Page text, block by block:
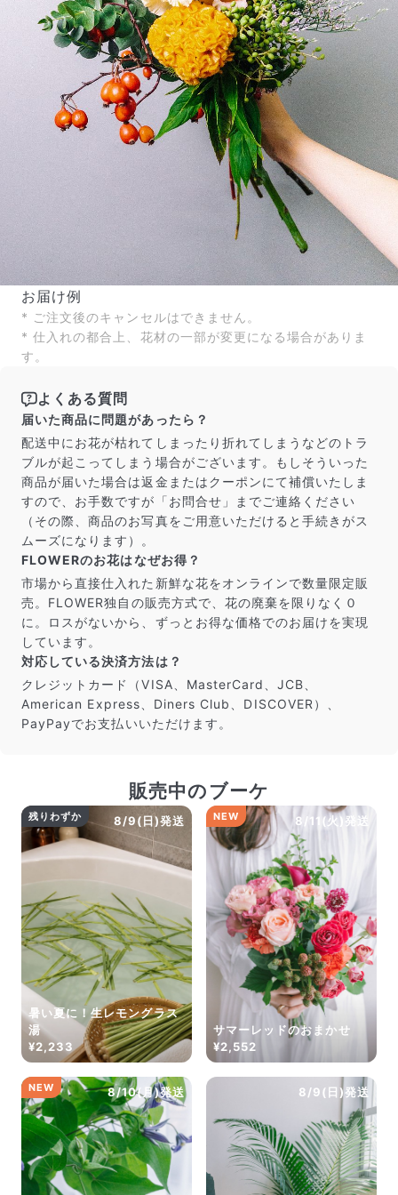
お届け例
* ご注文後のキャンセルはできません。
* 仕入れの都合上、花材の一部が変更になる場合がありま
す。
よくある質問
届いた商品に問題があったら？
配送中にお花が枯れてしまったり折れてしまうなどのトラ
ブルが起こってしまう場合がございます。もしそういった
商品が届いた場合は返金またはクーポンにて補償いたしま
すので、お手数ですが「お問合せ」までご連絡ください
（その際、商品のお写真をご用意いただけると手続きがス
ムーズになります）。
FLOWERのお花はなぜお得？
市場から直接仕入れた新鮮な花をオンラインで数量限定販
売。FLOWER独自の販売方式で、花の廃棄を限りなく０
に。ロスがないから、ずっとお得な価格でのお届けを実現
しています。
対応している決済方法は？
クレジットカード（VISA、MasterCard、JCB、
American Express、Diners Club、DISCOVER）、
PayPayでお支払いいただけます。
販売中のブーケ
8/9(日)発送
残りわずか
暑い夏に！生レモングラス
湯
¥2,233
8/11(火)発送
NEW
サマーレッドのおまかせ
¥2,552
8/10(月)発送
NEW 8/9(日)発送